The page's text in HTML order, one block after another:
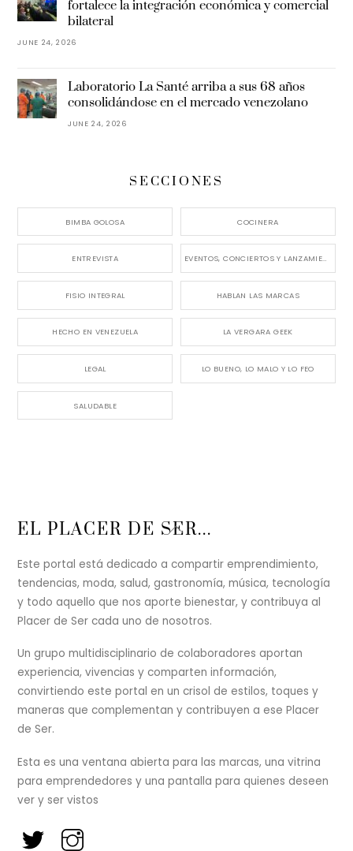
fortalece la integración económica y comercial
bilateral
JUNE 24, 2026
Laboratorio La Santé arriba a sus 68 años
consolidándose en el mercado venezolano
JUNE 24, 2026
SECCIONES
BIMBA GOLOSA COCINERA
ENTREVISTA EVENTOS, CONCIERTOS Y LANZAMIENTOS
FISIO INTEGRAL HABLAN LAS MARCAS
HECHO EN VENEZUELA LA VERGARA GEEK
LEGAL LO BUENO, LO MALO Y LO FEO
SALUDABLE
Back
Top
EL PLACER DE SER...
Este portal está dedicado a compartir emprendimiento,
tendencias, moda, salud, gastronomía, música, tecnología
y todo aquello que nos aporte bienestar, y contribuya al
Placer de Ser cada uno de nosotros.
Un grupo multidisciplinario de colaboradores aportan
experiencia, vivencias y comparten información,
convirtiendo este portal en un crisol de estilos, toques y
maneras que complementan y contribuyen a ese Placer
de Ser.
Esta es una ventana abierta para las marcas, una vitrina
para emprendedores y una pantalla para quienes deseen
ver y ser vistos